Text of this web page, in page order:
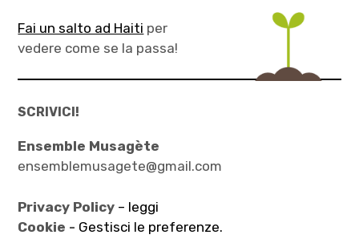
Fai un salto ad Haiti per
vedere come se la passa!
SCRIVICI!
Ensemble Musagète
ensemblemusagete@gmail.com
Privacy Policy – leggi
Cookie - Gestisci le preferenze.